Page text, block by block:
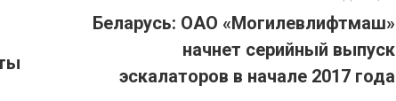
запись:
Беларусь: ОАО «Могилевлифтмаш»
начнет серийный выпуск
эскалаторов в начале 2017 года